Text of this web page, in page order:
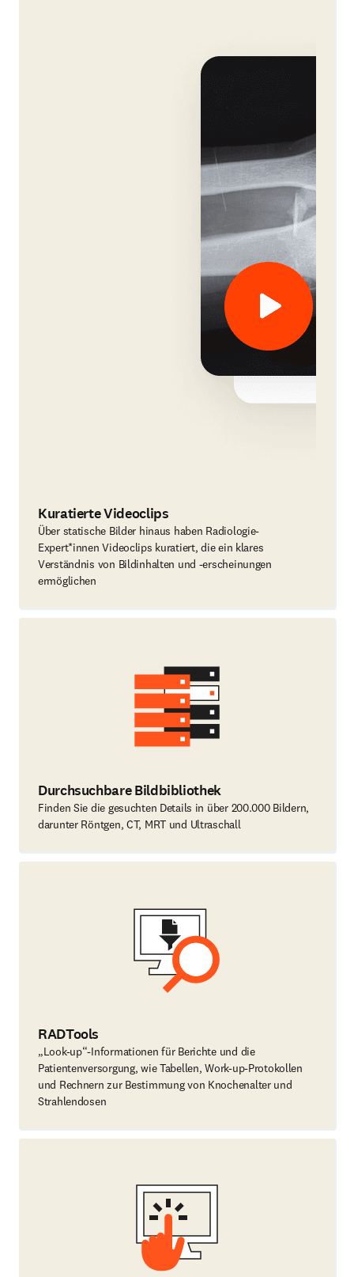
Kuratierte Videoclips
Über statische Bilder hinaus haben Radiologie-
Expert*innen Videoclips kuratiert, die ein klares
Verständnis von Bildinhalten und -erscheinungen
ermöglichen
Durchsuchbare Bildbibliothek
Finden Sie die gesuchten Details in über 200.000 Bildern,
darunter Röntgen, CT, MRT und Ultraschall
RADTools
„Look-up“-Informationen für Berichte und die
Patientenversorgung, wie Tabellen, Work-up-Protokollen
und Rechnern zur Bestimmung von Knochenalter und
Strahlendosen